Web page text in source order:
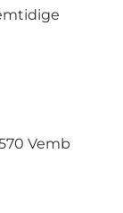
Vemb